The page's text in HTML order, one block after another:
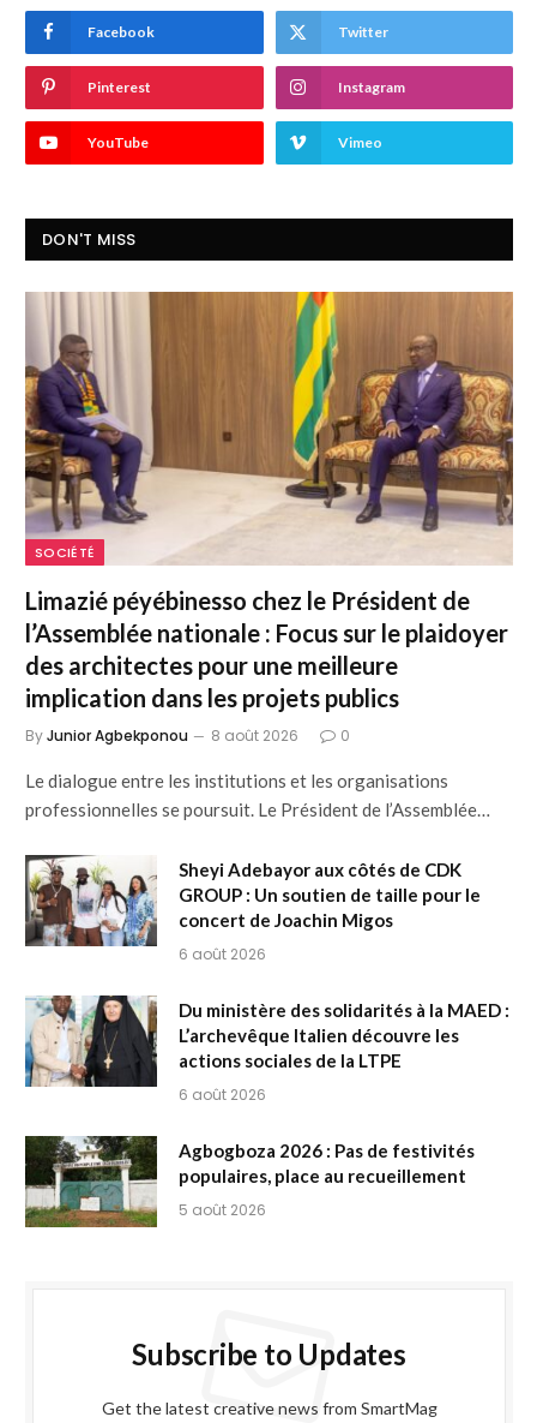
Facebook Twitter
Pinterest Instagram
YouTube Vimeo
DON'T MISS
SOCIÉTÉ
Limazié péyébinesso chez le Président de
l’Assemblée nationale : Focus sur le plaidoyer
des architectes pour une meilleure
implication dans les projets publics
ByJunior Agbekponou 8 août 2026 0
Le dialogue entre les institutions et les organisations
professionnelles se poursuit. Le Président de l’Assemblée…
Sheyi Adebayor aux côtés de CDK
GROUP : Un soutien de taille pour le
concert de Joachin Migos
6 août 2026
Du ministère des solidarités à la MAED :
L’archevêque Italien découvre les
actions sociales de la LTPE
6 août 2026
Agbogboza 2026 : Pas de festivités
populaires, place au recueillement
5 août 2026
Subscribe to Updates
Get the latest creative news from SmartMag